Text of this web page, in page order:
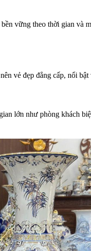
vững theo thời gian và
vẻ đẹp đẳng cấp, nổi
lớn như phòng khách